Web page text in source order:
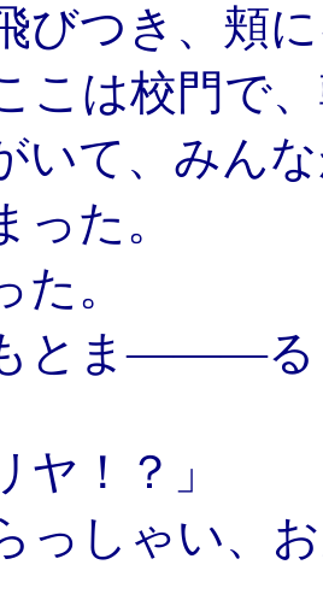
びつき、頬
こは校門で
いて、みん
った。
た。
とま―――る
ヤ！？」
っしゃい、